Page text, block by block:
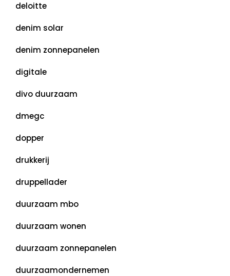
deloitte
denim solar
denim zonnepanelen
digitale
divo duurzaam
dmegc
dopper
drukkerij
druppellader
duurzaam mbo
duurzaam wonen
duurzaam zonnepanelen
duurzaamondernemen